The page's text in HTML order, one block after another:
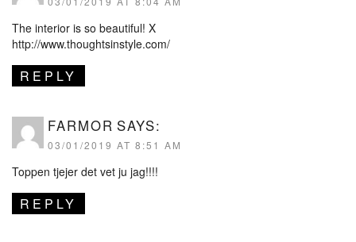
The interior is so beautiful! X
http://www.thoughtsinstyle.com/
REPLY
FARMOR SAYS:
03/01/2019 AT 8:51 AM
Toppen tjejer det vet ju jag!!!!
REPLY